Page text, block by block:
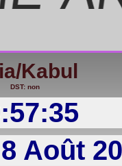
Kabul
DST: non
Août